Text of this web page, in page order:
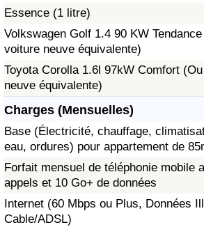
Essence (1 litre)
Volkswagen Golf 1.4 90 KW
voiture neuve équivalente)
Toyota Corolla 1.6l 97kW Comfort
neuve équivalente)
Charges (Mensuelles)
Base (Électricité, chauffage,
eau, ordures) pour appartement de
Forfait mensuel de téléphonie mobile
appels et 10 Go+ de données
Internet (60 Mbps ou Plus, Données
Cable/ADSL)